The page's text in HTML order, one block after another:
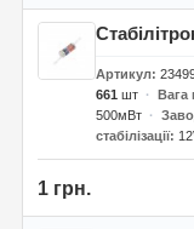
Артикул
661 шт Вага
500мВт
стабілізації
1 грн.